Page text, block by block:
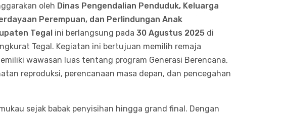
oleh Dinas Pengendalian Penduduk, Keluarga
Perempuan, dan Perlindungan Anak
Tegalini berlangsung pada 30 Agustus 2025 di
Tegal. Kegiatan ini bertujuan memilih remaja
wawasan luas tentang program Generasi Berencana,
reproduksi, perencanaan masa depan, dan pencegahan
sejak babak penyisihan hingga grand final. Dengan